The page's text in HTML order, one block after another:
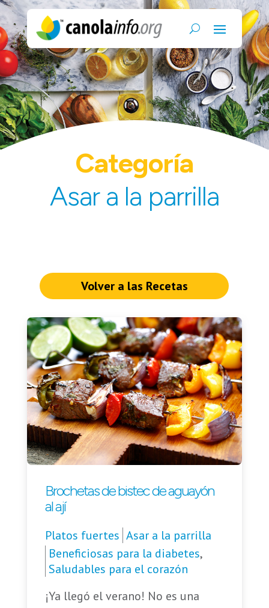
Categoría
Asar a la parrilla
Volver a las Recetas
Brochetas de bistec de aguayón
al ají
Platos fuertes Asar a la parrilla
Beneficiosas para la diabetes,
Saludables para el corazón
¡Ya llegó el verano! No es una